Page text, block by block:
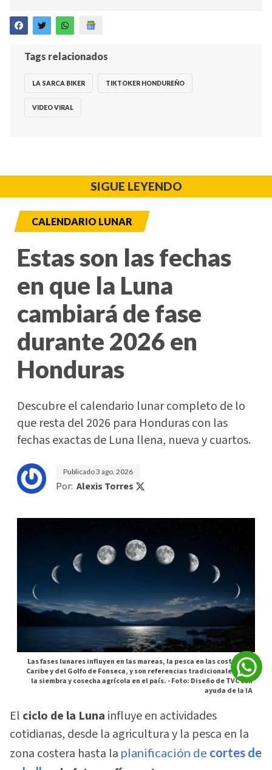
Tags relacionados
LA SARCA BIKER TIKTOKER HONDUREÑO
VIDEO VIRAL
SIGUE LEYENDO
CALENDARIO LUNAR
Estas son las fechas
en que la Luna
cambiará de fase
durante 2026 en
Honduras
Descubre el calendario lunar completo de lo
que resta del 2026 para Honduras con las
fechas exactas de Luna llena, nueva y cuartos.
Publicado3 ago. 2026
Por: Alexis Torres
Las fases lunares influyen en las mareas, la pesca en las costas del
Caribe y del Golfo de Fonseca, y son referencias tradicionales para
la siembra y cosecha agrícola en el país. -Foto: Diseño de TVC con
ayuda de la IA
El ciclo de la Luna influye en actividades
cotidianas, desde la agricultura y la pesca en la
zona costera hasta la planificación de cortes de